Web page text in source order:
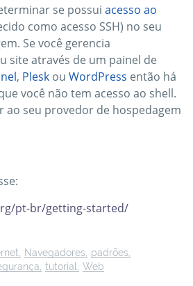
se possui acesso ao
como acesso SSH) no seu
Se você gerencia
site através de um painel de
, Plesk ou WordPress então há
você não tem acesso ao shell.
ao seu provedor de hospedagem
pt-br/getting-started/
Navegadores
padrões
tutorial Web